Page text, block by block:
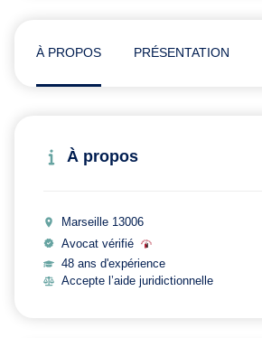
À PROPOS PRÉSENTATION
À propos
Marseille 13006
Avocat vérifié
48 ans d'expérience
Accepte l’aide juridictionnelle